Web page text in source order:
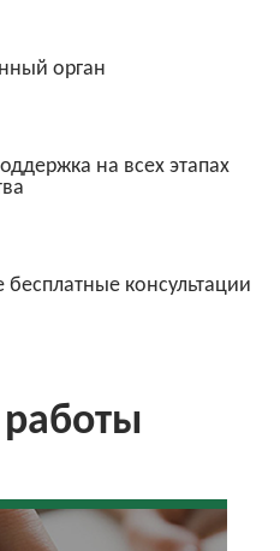
орган
на всех этапах
консультации